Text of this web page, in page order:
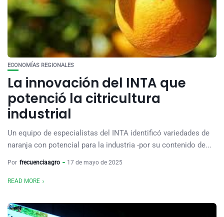
ECONOMÍAS REGIONALES
La innovación del INTA que
potenció la citricultura
industrial
Un equipo de especialistas del INTA identificó variedades de
naranja con potencial para la industria -por su contenido de...
Por frecuenciaagro 17 de mayo de 2025
READ MORE